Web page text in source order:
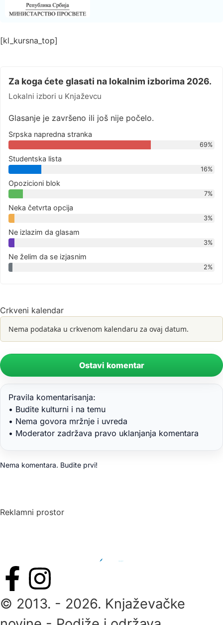
[kl_kursna_top]
Za koga ćete glasati na lokalnim izborima 2026.
Lokalni izbori u Knjaževcu
Glasanje je završeno ili još nije počelo.
Srpska napredna stranka
69%
Studentska lista
16%
Opozicioni blok
7%
Neka četvrta opcija
3%
Ne izlazim da glasam
3%
Ne želim da se izjasnim
2%
Crkveni kalendar
Nema podataka u crkvenom kalendaru za ovaj datum.
Ostavi komentar
Pravila komentarisanja:
• Budite kulturni i na temu
• Nema govora mržnje i uvreda
• Moderator zadržava pravo uklanjanja komentara
Nema komentara. Budite prvi!
Reklamni prostor
© 2013. - 2026. Knjaževačke